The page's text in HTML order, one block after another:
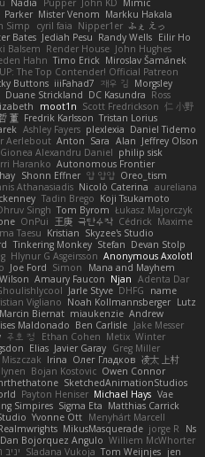
Nadia Pupper John KD Mimic
Parker Mister Venom Markku Hakala
Simp cyril faia Nipper1er ふぇ えっ
Bates Jediah Pesu Randy Wells Eilir Ho
Balsem Render House John Hughes
Hahn Timo Erick Miroslav Šamánek
The Top Contender! Official Patreon
Buttons iiiFahad7 재우 김
Morgsley
Duane Strickland DC Kasundra Ross
moot1n Scott Fredrickson 仁 小野
董 Fredrik Karlsson Tristan Lorius
Ashley Fayers plexlexia Daniel Tidemo
Aerlebout Anton Sara Alan Jeffrey Olson
Gionea Alexandru Daniel philip sisk
Haranko Autonomous Frontier
Shonn Effner 얍 얍얍 Oreo_tism
Athanasiadis Nicolò Caterina aureliana
Tadin Brego Koji Tsukamoto
Singh Tom Byrom Łukasz Majorczyk
OnPui 王庚 극단수작 Cédrick Maxime
Taesu Kristian Skyzee's Studio
Tinkering Monkey Stefan Devan Stolp
Hlynur G Asgeirsson Anonymous Axolotl
Joe Ford Simon
Mana and Mayhem
Amaury Faucon Njan Adenta Dar
Jarle Styve DHFG
name
Vigliano Noah Kollmannsberger Lutz
Marcin Biernat miaukenzie Andrew
Maldonado Ben Carlisle Jake Messer
주호 정 Ethan Cohen Metix Winter
Elias Javier Garay Greg Miller
Irina Олег Гладков 凌太 上村
Bojan Kostovic Owen Connor
SketchedAnimationStudios
Payton Heniser Michael Hays Vae
Simpires Sigma Eta Matthias Carrick
Yvonne Ott Menyhárt Marcell
MikusMasquerade jorge R
Ns
Dan Bojorquez Angulo Williem McWhorter
יניב Sladana Vukoja Tom Weijnjes jen